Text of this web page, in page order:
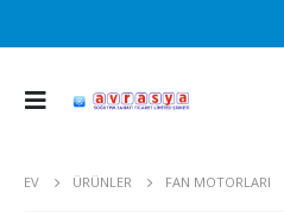
EV ÜRÜNLER FAN MOTORLARI